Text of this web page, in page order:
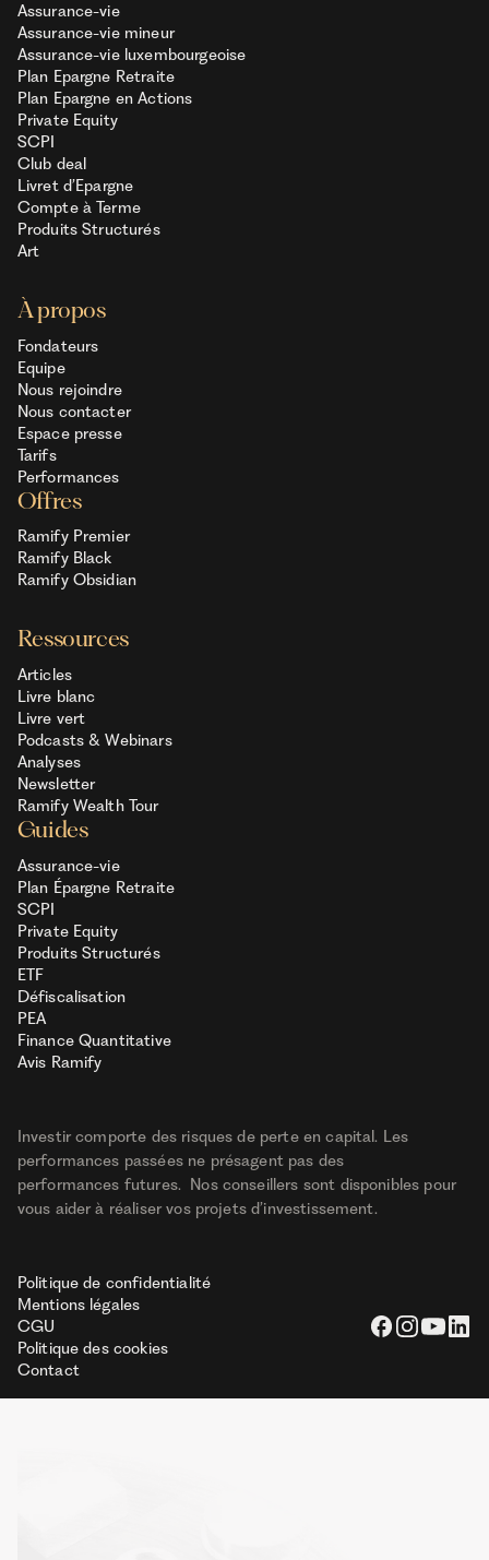
Assurance-vie
Assurance-vie mineur
Assurance-vie luxembourgeoise
Plan Epargne Retraite
Plan Epargne en Actions
Private Equity
SCPI
Club deal
Livret d’Epargne
Compte à Terme
Produits Structurés
Art
À propos
Fondateurs
Equipe
Nous rejoindre
Nous contacter
Espace presse
Tarifs
Performances
Offres
Ramify Premier
Ramify Black
Ramify Obsidian
Ressources
Articles
Livre blanc
Livre vert
Podcasts & Webinars
Analyses
Newsletter
Ramify Wealth Tour
Guides
Assurance-vie
Plan Épargne Retraite
SCPI
Private Equity
Produits Structurés
ETF
Défiscalisation
PEA
Finance Quantitative
Avis Ramify
Investir comporte des risques de perte en capital. Les
performances passées ne présagent pas des
performances futures. Nos conseillers sont disponibles pour
vous aider à réaliser vos projets d’investissement.
Politique de confidentialité
Mentions légales
CGU
Politique des cookies
Contact